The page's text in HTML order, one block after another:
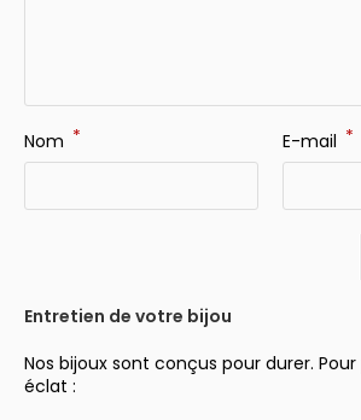
Nom * E-mail *
Entretien de votre bijou
Nos bijoux sont conçus pour durer.
éclat :